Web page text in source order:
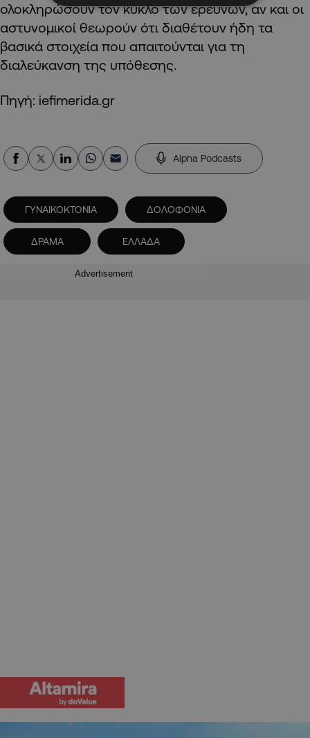
ολοκληρώσουν τον κύκλο των ερευνών, αν και οι
αστυνομικοί θεωρούν ότι διαθέτουν ήδη τα
βασικά στοιχεία που απαιτούνται για τη
διαλεύκανση της υπόθεσης.
Πηγή: iefimerida.gr
Alpha Podcasts
ΓΥΝΑΙΚΟΚΤΟΝΙΑ ΔΟΛΟΦΟΝΙΑ
ΔΡΑΜΑ ΕΛΛΑΔΑ
Advertisement